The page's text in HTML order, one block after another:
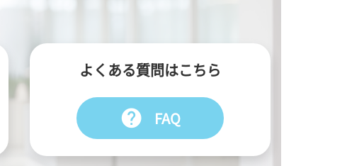
よくある質問はこちら
help FAQ